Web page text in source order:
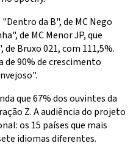
da B", de MC Nego
de MC Menor JP, que
de Bruxo 021, com 111,5%.
90% de crescimento
que 67% dos ouvintes da
Z. A audiência do projeto
os 15 países que mais
idiomas diferentes.